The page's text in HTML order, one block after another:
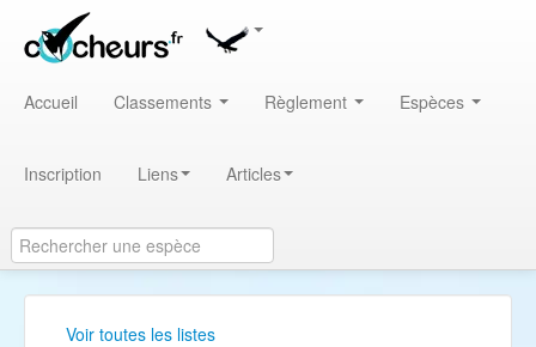
Accueil Classements Règlement Espèces
Inscription Liens Articles
Voir toutes les listes